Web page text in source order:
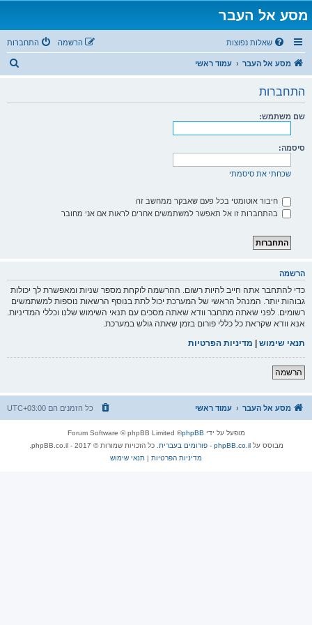
מסע אל העבר
שאלות נפוצות התחברות הרשמה
מסע אל העבר עמוד ראשי
התחברות
שם משתמש:
סיסמה:
שכחתי את סיסמתי
חיבור אוטומטי בכל פעם שאבקר ממחשב זה
בהתחברות זו אל תאפשר למשתמשים אחרים לראות אם אני מחובר
הרשמה
כדי להתחבר אתה חייב להיות רשום. ההרשמה לוקחת מספר שניות ומאפשרת לך יכולות
גבוהות יותר. המנהל הראשי של המערכת יכול לתת בנוסף הרשאות נוספות למשתמשים
רשומים. לפני שאתה מתחבר וודא שאתה מסכים עם תנאי השימוש שלנו וכללי המדיניות.
אנא וודא שקראת כל כללי פורום בזמן שאתה גולש במערכת.
תנאי שימוש | מדיניות הפרטיות
הרשמה
מסע אל העבר עמוד ראשי כל הזמנים הם UTC+03:00
מופעל על ידי phpBB
® Forum Software © phpBB Limited
מבוסס עלphpBB.co.il - פורומים בעברית
. כל הזכויות שמורות © 2017 - phpBB.co.il.
מדיניות הפרטיות | תנאי שימוש